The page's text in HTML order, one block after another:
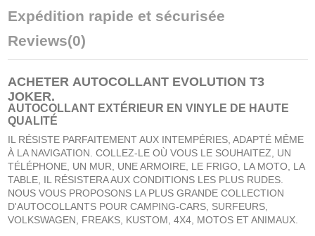
Expédition rapide et sécurisée
Reviews(0)
ACHETER AUTOCOLLANT EVOLUTION T3
JOKER.
AUTOCOLLANT EXTÉRIEUR EN VINYLE DE HAUTE
QUALITÉ
IL RÉSISTE PARFAITEMENT AUX INTEMPÉRIES, ADAPTÉ MÊME
À LA NAVIGATION. COLLEZ-LE OÙ VOUS LE SOUHAITEZ, UN
TÉLÉPHONE, UN MUR, UNE ARMOIRE, LE FRIGO, LA MOTO, LA
TABLE, IL RÉSISTERA AUX CONDITIONS LES PLUS RUDES.
NOUS VOUS PROPOSONS LA PLUS GRANDE COLLECTION
D'AUTOCOLLANTS POUR CAMPING-CARS, SURFEURS,
VOLKSWAGEN, FREAKS, KUSTOM, 4X4, MOTOS ET ANIMAUX.